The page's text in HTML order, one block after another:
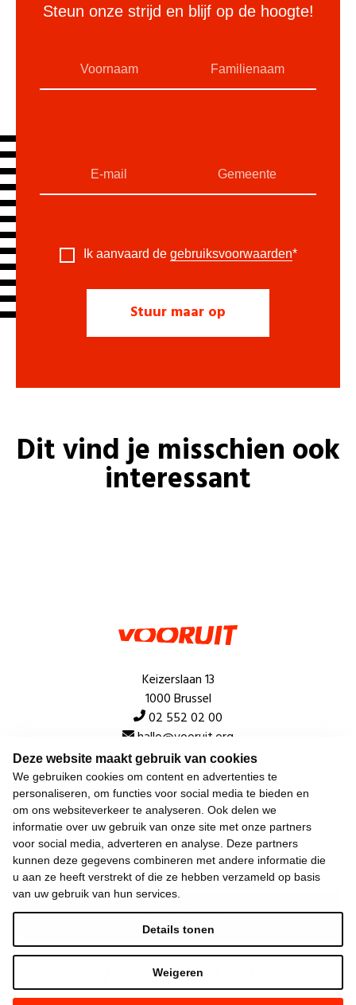
Deze website maakt gebruik van cookies
We gebruiken cookies om content en advertenties te
personaliseren, om functies voor social media te bieden en
om ons websiteverkeer te analyseren. Ook delen we
informatie over uw gebruik van onze site met onze partners
voor social media, adverteren en analyse. Deze partners
kunnen deze gegevens combineren met andere informatie die
u aan ze heeft verstrekt of die ze hebben verzameld op basis
van uw gebruik van hun services.
Weigeren
Details tonen
Steun onze strijd en blijf op de hoogte!
Ik aanvaard de gebruiksvoorwaarden*
Dit vind je misschien ook
interessant
Keizerslaan 13
1000 Brussel
02 552 02 00
hallo@vooruit.org
Snel
Over de beweging
Algemeen
Laatste nieuws